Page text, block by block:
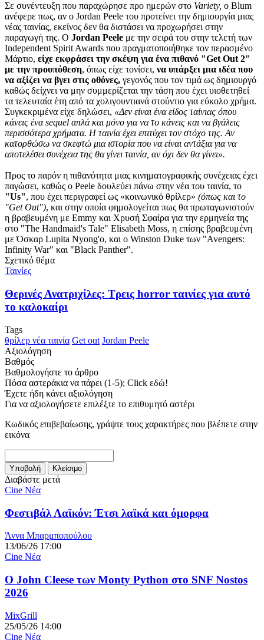
Σε συνέντευξη που παραχώρησε προ ημερών στο Variety, ο Blum
ανέφερε πως, αν ο Jordan Peele του προτείνει την δημιουργία μιας
νέας ταινίας, εκείνος δεν θα διστάσει να προχωρήσει στην
παραγωγή της. Ο Jordan Peele με την σειρά του στην τελετή των
Independent Spirit Awards που πραγματοποιήθηκε τον περασμένο
Μάρτιο, είχε εκφράσει την σκέψη για ένα πιθανό "Get Out 2"
με την προυπόθεση, όπως είχε τονίσει, να υπάρξει μια ιδέα που
να αξίζει να βγει στις οθόνες, γεγονός που τον τιμά ως δημιουργό
καθώς δείχνει να μην συμμερίζεται την τάση που έχει υιοθετηθεί
τα τελευταία έτη από τα χολιγουντιανά στούντιο για εύκολο χρήμα.
Συγκεκριμένα είχε δηλώσει, «Δεν είναι ένα είδος ταίνιας όπου
κάνεις ένα sequel απλά και μόνο για να το κάνεις και να βγάλεις
περισσότερα χρήματα. Η ταινία έχει επιτύχει τον στόχο της. Αν
κατορθώσω να σκεφτώ μια ιστορία που να είναι αντάξια για να
αποτελέσει συνέχεια της θα γίνει ταινία, αν όχι δεν θα γίνει».
Προς το παρόν η πιθανότητα μιας κινηματογραφικής συνέχειας έχει
παγώσει, καθώς ο Peele δουλεύει πάνω στην νέα του ταινία, το
"Us", που έχει περιγραφεί ως «κοινωνικό θρίλερ» (όπως και το
"Get Out"), και στην οποία φημολογείται πως θα πρωταγωνιστούν
η βραβευμένη με Emmy και Χρυσή Σφαίρα για την ερμηνεία της
στο "The Handmaid's Tale" Elisabeth Moss, η επίσης βραβευμένη
με Όσκαρ Lupita Nyong'o, και ο Winston Duke των "Avengers:
Infinity War" και "Black Panther".
Σχετικό θέμα
Ταινίες
Θερινές Ανατριχίλες: Τρεις horror ταινίες για αυτό
το καλοκαίρι
Tags
θρίλερ νέα ταινία Get out Jordan Peele
Αξιολόγηση
Βαθμός
Βαθμολογήστε το άρθρο
Πόσα αστεράκια να πάρει (1-5); Click εδώ!
Έχετε ήδη κάνει αξιολόγηση
Για να αξιολογήσετε επιλέξτε το επιθυμητό αστέρι
Κωδικός επιβεβαίωσης, γράψτε τους χαρακτήρες που βλέπετε στην
εικόνα
Διαβάστε μετά
Cine Νέα
Φεστιβάλ Λαϊκόν: Έτσι λαϊκά και όμορφα
Άννα Μπαρμποπούλου
13/06/26 17:00
Cine Νέα
O John Cleese των Monty Python στο SNF Nostos
2026
MixGrill
25/05/26 14:00
Cine Νέα